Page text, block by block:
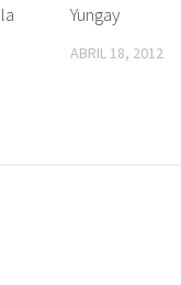
Yungay
ABRIL 18, 2012